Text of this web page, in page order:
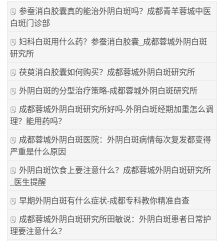
参蚕消白胶囊真的能治外阴白斑吗？成都青羊蓉城中医
白斑门诊部
妇科白斑用什么药？参蚕消白胶囊_成都蓉城外阴白斑
研究所
茯萸消白胶囊如何购买？成都蓉城外阴白斑研究所
外阴白斑的分型治疗策略-成都蓉城外阴白斑研究所
成都蓉城外阴白斑研究所好吗-外阴白斑经期加重怎么调
理？能用药吗？
成都蓉城外阴白斑医院：外阴白斑病情每次复发都变得
严重是什么原因
外阴白斑饮食上要注意什么？成都蓉城外阴白斑研究所
_医生提醒
早期外阴白斑有什么症状-成都专科教你精准自查
成都蓉城外阴白斑研究所田敏说：外阴白斑患者日常护
理要注意什么？